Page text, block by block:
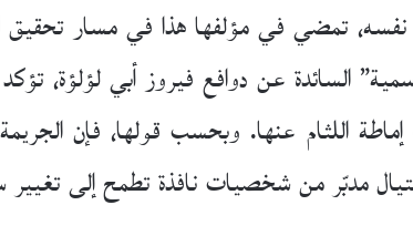
تمضي في مؤلفها هذا في مسار تحقيق
السائدة عن دوافع فيروز أبي لؤلؤة،
اللثام عنها. وبحسب قولها، فإن
مدبّر من شخصيات نافذة تطمح إلى